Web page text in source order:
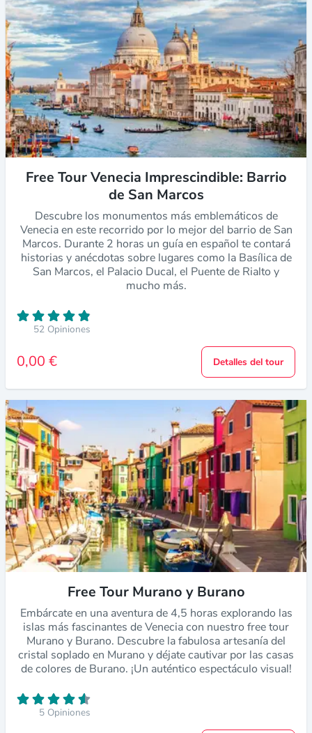
Free Tour Venecia Imprescindible: Barrio
de San Marcos
Descubre los monumentos más emblemáticos de
Venecia en este recorrido por lo mejor del barrio de San
Marcos. Durante 2 horas un guía en español te contará
historias y anécdotas sobre lugares como la Basílica de
San Marcos, el Palacio Ducal, el Puente de Rialto y
mucho más.
52 Opiniones
0,00 € Detalles del tour
Free Tour Murano y Burano
Embárcate en una aventura de 4,5 horas explorando las
islas más fascinantes de Venecia con nuestro free tour
Murano y Burano. Descubre la fabulosa artesanía del
cristal soplado en Murano y déjate cautivar por las casas
de colores de Burano. ¡Un auténtico espectáculo visual!
5 Opiniones